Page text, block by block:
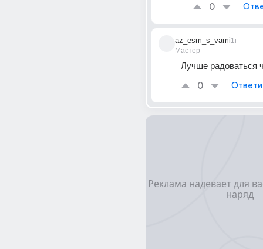
0
az_esm_s_vami
Мастер
1г
Лучше радоваться
0